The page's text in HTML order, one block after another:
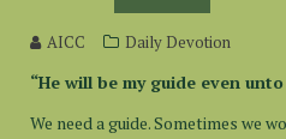
AICC Daily Devotion
“He will be my guide even
We need a guide. Sometimes we